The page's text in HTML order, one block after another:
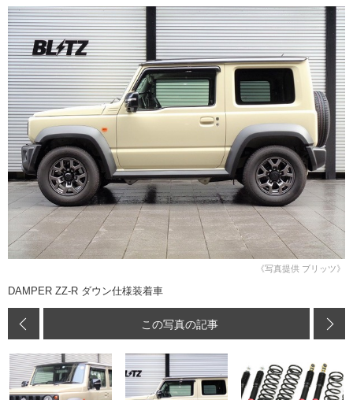
スクープ
《写真提供 ブリッツ》
DAMPER ZZ-R ダウン仕様装着車
この写真の記事